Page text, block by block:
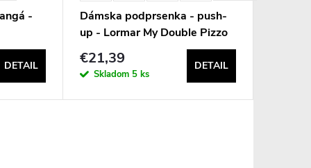
-
DETAIL
Dámska podprsenka - push-
up - Lormar My Double Pizzo
€21,39
Skladom 5 ks
DETAIL